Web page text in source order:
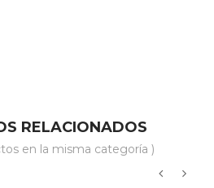
RELACIONADOS
en la misma categoría )